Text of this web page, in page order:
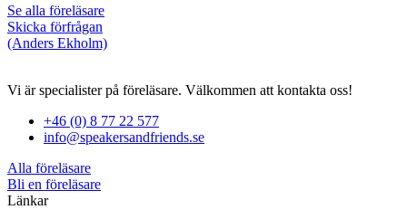
Se alla föreläsare
Skicka förfrågan
(Anders Ekholm)
Vi är specialister på föreläsare. Välkommen att kontakta oss!
+46 (0) 8 77 22 577
info@speakersandfriends.se
Alla föreläsare
Bli en föreläsare​
Länkar